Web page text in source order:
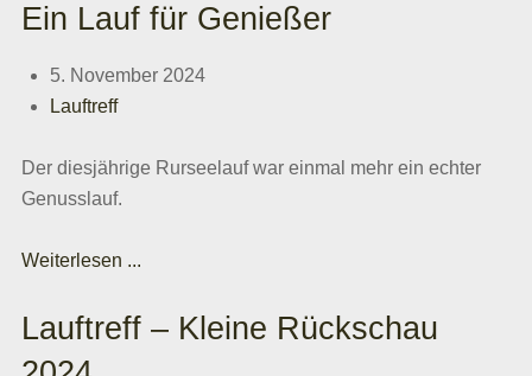
Ein Lauf für Genießer
5. November 2024
Lauftreff
Der diesjährige Rurseelauf war einmal mehr ein echter
Genusslauf.
Weiterlesen ...
Lauftreff – Kleine Rückschau